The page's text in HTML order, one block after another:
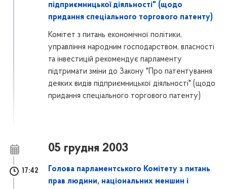
підприємницької діяльності" (щодо
придання спеціального торгового патенту)
Комітет з питань економічної політики,
управління народним господарством, власності
та інвестицій рекомендує парламенту
підтримати зміни до Закону "Про патентування
деяких видів підприємницької діяльності" (щодо
придання спеціального торгового патенту)
05 грудня 2003
17:42
Голова парламентського Комітету з питань
прав людини, національних меншин і